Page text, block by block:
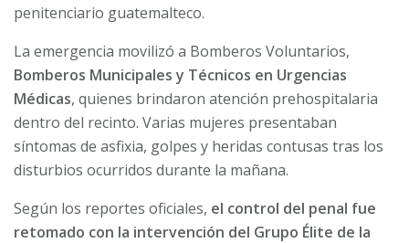
penitenciario guatemalteco.
La emergencia movilizó a Bomberos Voluntarios,
Bomberos Municipales y Técnicos en Urgencias
Médicas, quienes brindaron atención prehospitalaria
dentro del recinto. Varias mujeres presentaban
síntomas de asfixia, golpes y heridas contusas tras los
disturbios ocurridos durante la mañana.
Según los reportes oficiales, el control del penal fue
retomado con la intervención del Grupo Élite de la